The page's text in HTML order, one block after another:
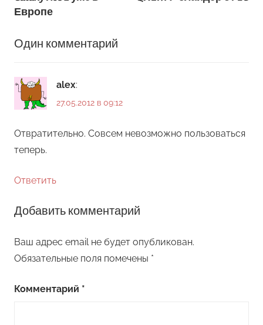
Европе
Один комментарий
alex:
27.05.2012 в 09:12
Отвратительно. Совсем невозможно пользоваться
теперь.
Ответить
Добавить комментарий
Ваш адрес email не будет опубликован.
Обязательные поля помечены *
Комментарий *